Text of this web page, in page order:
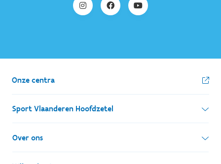
Onze centra
Sport Vlaanderen Hoofdzetel
Simon Bolivarlaan 17
1000 Brussel
Over ons